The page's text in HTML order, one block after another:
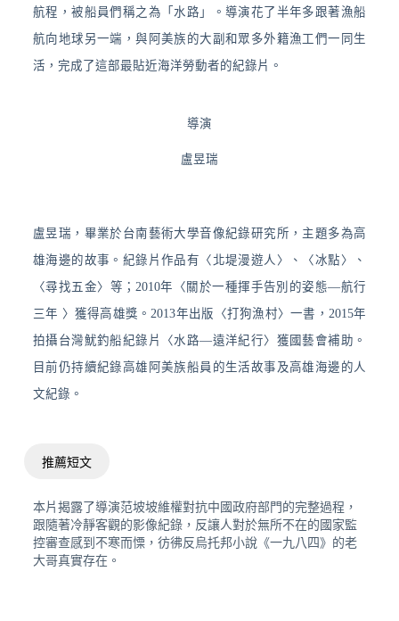
航程，被船員們稱之為「水路」。導演花了半年多跟著漁船
航向地球另一端，與阿美族的大副和眾多外籍漁工們一同生
活，完成了這部最貼近海洋勞動者的紀錄片。
導演
盧昱瑞
盧昱瑞，畢業於台南藝術大學音像紀錄研究所，主題多為高
雄海邊的故事。紀錄片作品有〈北堤漫遊人〉、〈冰點〉、
〈尋找五金〉等；2010年〈關於一種揮手告別的姿態—航行
三年 〉獲得高雄獎。2013年出版〈打狗漁村〉一書，2015年
拍攝台灣魷釣船紀錄片〈水路—遠洋紀行〉獲國藝會補助。
目前仍持續紀錄高雄阿美族船員的生活故事及高雄海邊的人
文紀錄。
推薦短文
本片揭露了導演范坡坡維權對抗中國政府部門的完整過程，
跟隨著冷靜客觀的影像紀錄，反讓人對於無所不在的國家監
控審查感到不寒而慄，彷彿反烏托邦小說《一九八四》的老
大哥真實存在。